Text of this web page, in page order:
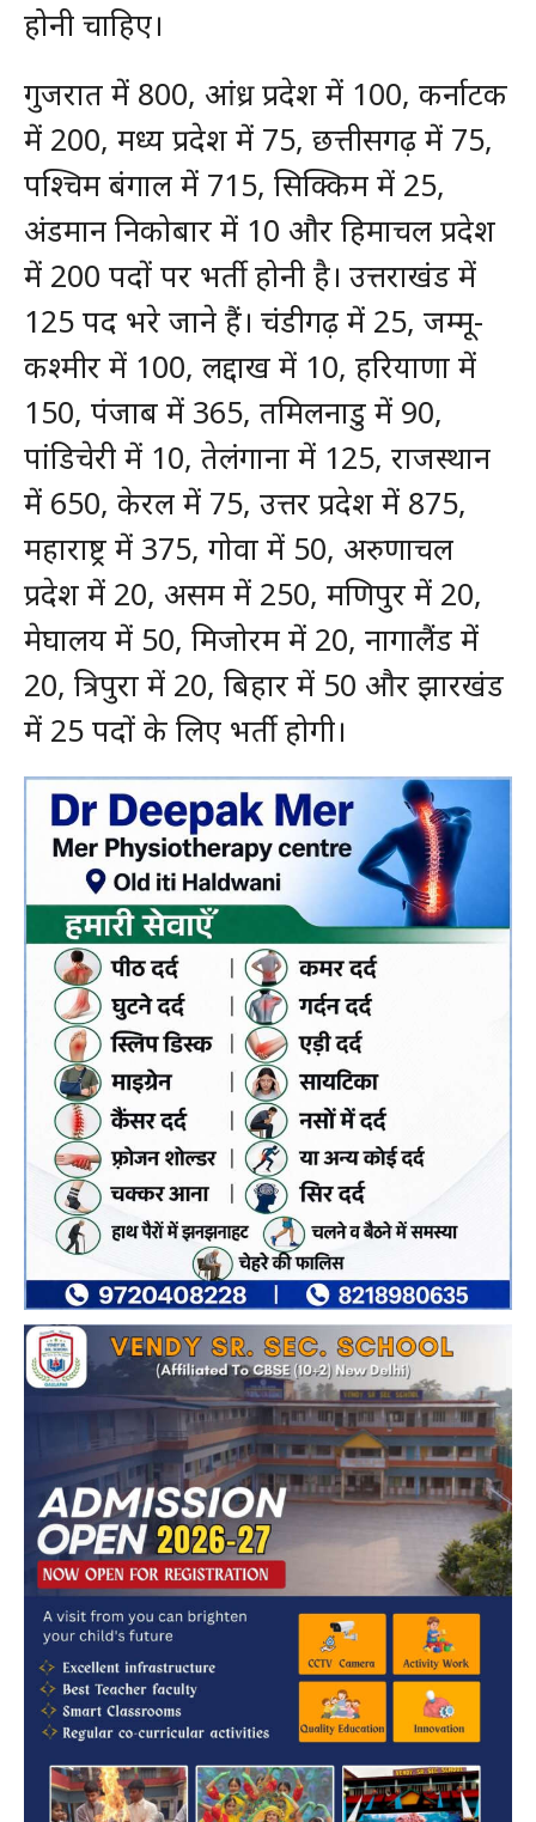
होनी चाहिए।
गुजरात में 800, आंध्र प्रदेश में 100, कर्नाटक
में 200, मध्य प्रदेश में 75, छत्तीसगढ़ में 75,
पश्चिम बंगाल में 715, सिक्किम में 25,
अंडमान निकोबार में 10 और हिमाचल प्रदेश
में 200 पदों पर भर्ती होनी है। उत्तराखंड में
125 पद भरे जाने हैं। चंडीगढ़ में 25, जम्मू-
कश्मीर में 100, लद्दाख में 10, हरियाणा में
150, पंजाब में 365, तमिलनाडु में 90,
पांडिचेरी में 10, तेलंगाना में 125, राजस्थान
में 650, केरल में 75, उत्तर प्रदेश में 875,
महाराष्ट्र में 375, गोवा में 50, अरुणाचल
प्रदेश में 20, असम में 250, मणिपुर में 20,
मेघालय में 50, मिजोरम में 20, नागालैंड में
20, त्रिपुरा में 20, बिहार में 50 और झारखंड
में 25 पदों के लिए भर्ती होगी।